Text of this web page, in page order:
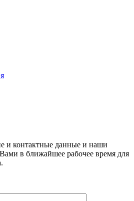
и контактные данные и наши
в ближайшее рабочее время для